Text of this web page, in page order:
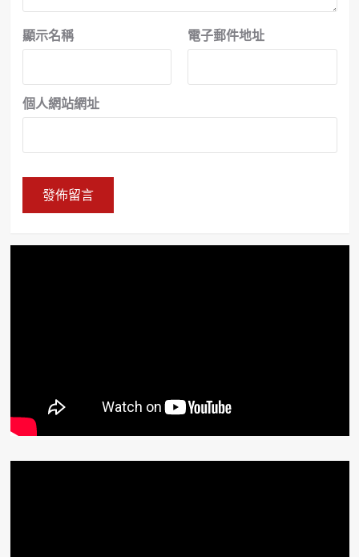
顯示名稱 電子郵件地址
個人網站網址